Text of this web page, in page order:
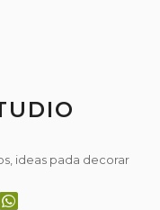
ideas pada decorar